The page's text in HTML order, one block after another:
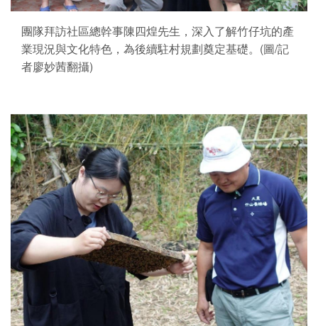
團隊拜訪社區總幹事陳四煌先生，深入了解竹仔坑的產
業現況與文化特色，為後續駐村規劃奠定基礎。(圖/記
者廖妙茜翻攝)